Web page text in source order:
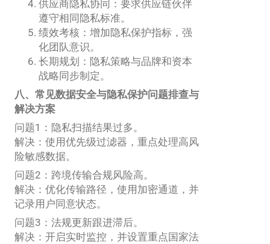
供应商隐私协同：要求供应链伙伴
遵守相同隐私标准。
绩效考核：增加隐私保护指标，强
化团队意识。
长期规划：隐私策略与品牌和资本
战略同步制定。
八、常见数据安全与隐私保护问题排查与
解决方案
问题1：隐私扫描结果过多。
解决：使用优先级过滤器，重点处理高风
险敏感数据。
问题2：跨境传输合规风险高。
解决：优化传输路径，使用加密通道，并
记录用户同意状态。
问题3：法规更新跟进滞后。
解决：开启实时监控，并设置重点国家法